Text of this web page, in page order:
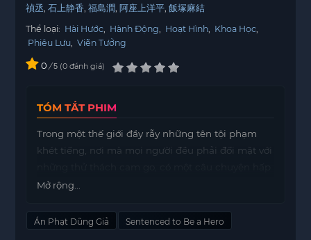
禎丞 石上静香 福島潤 阿座上洋平 飯塚麻結
Thể loại: Hài Hước Hành Động Hoạt Hình Khoa Học
Phiêu Lưu
Viễn Tưởng
0 / 5 0 đánh giá
TÓM TẮT PHIM
Trong một thế giới đầy rẫy những tên tội phạm
khét tiếng, nơi mà mọi người đều phải đối mặt với
dẫn về sự thay đổi và hy vọng. Án Phạt Dũng Giả
từng bị xã hội ruồng bỏ, buộc phải đứng lên để trở
Mở rộng...
Án Phạt Dũng Giả Sentenced to Be a Hero